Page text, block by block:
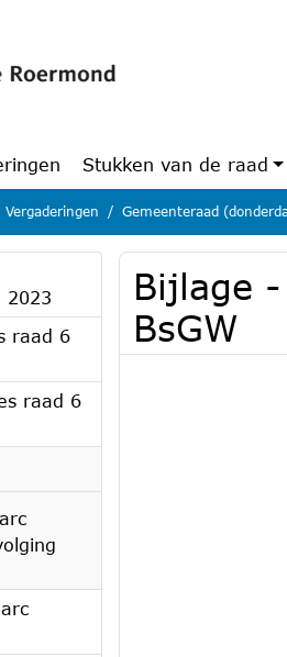
Stukken van de raad
Vergaderingen Gemeenteraad
2023
raad 6
raad 6
Bijlage
BsGW